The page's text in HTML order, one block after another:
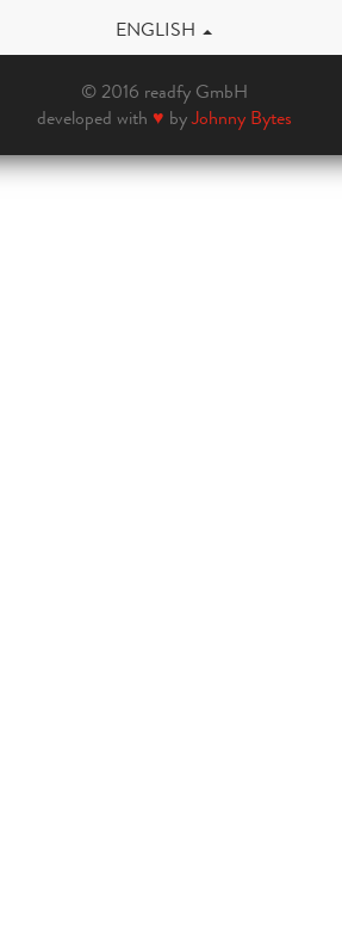
ENGLISH
© 2016 readfy GmbH
developed with ♥ byJohnny Bytes